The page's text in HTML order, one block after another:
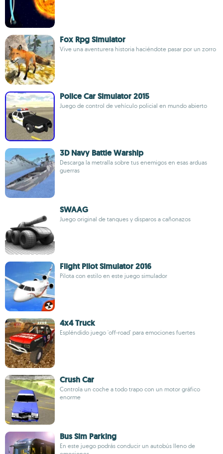
Fox Rpg Simulator
Vive una aventurera historia haciéndote pasar por un zorro
Police Car Simulator 2015
Juego de control de vehículo policial en mundo abierto
3D Navy Battle Warship
Descarga la metralla sobre tus enemigos en esas arduas
guerras
SWAAG
Juego original de tanques y disparos a cañonazos
Flight Pilot Simulator 2016
Pilota con estilo en este juego simulador
4x4 Truck
Espléndido juego 'off-road' para emociones fuertes
Crush Car
Controla un coche a todo trapo con un motor gráfico
enorme
Bus Sim Parking
En este juego podrás conducir un autobús lleno de